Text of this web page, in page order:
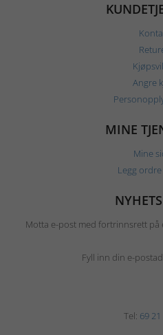
Angre
MINE
Mine
Legg
Motta e-post med fortrinnsrett på
Fyll inn din e-
Tel: 69